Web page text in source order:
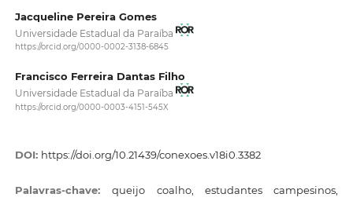
Jacqueline Pereira Gomes
Universidade Estadual da Paraíba
https://orcid.org/0000-0002-3138-6845
Francisco Ferreira Dantas Filho
Universidade Estadual da Paraíba
https://orcid.org/0000-0003-4151-545X
DOI: https://doi.org/10.21439/conexoes.v18i0.3382
Palavras-chave:queijo coalho, estudantes campesinos,